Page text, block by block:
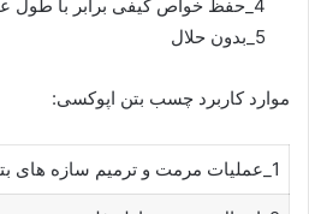
موارد کاربرد چسب بتن اپوکسی:
1_عملیات مرمت و ترمیم سازه ‌های بتنی